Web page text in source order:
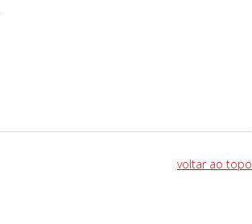
voltar ao topo